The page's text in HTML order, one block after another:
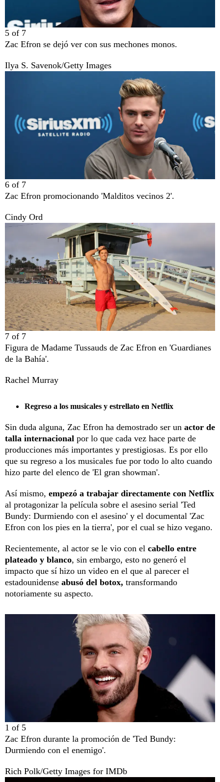
5 of 7
Zac Efron se dejó ver con sus mechones monos.
Ilya S. Savenok/Getty Images
6 of 7
Zac Efron promocionando 'Malditos vecinos 2'.
Cindy Ord
7 of 7
Figura de Madame Tussauds de Zac Efron en 'Guardianes
de la Bahía'.
Rachel Murray
Regreso a los musicales y estrellato en Netflix
Sin duda alguna, Zac Efron ha demostrado ser un actor de
talla internacional por lo que cada vez hace parte de
producciones más importantes y prestigiosas. Es por ello
que su regreso a los musicales fue por todo lo alto cuando
hizo parte del elenco de 'El gran showman'.
Así mismo, empezó a trabajar directamente con Netflix
al protagonizar la película sobre el asesino serial 'Ted
Bundy: Durmiendo con el asesino' y el documental 'Zac
Efron con los pies en la tierra', por el cual se hizo vegano.
Recientemente, al actor se le vio con el cabello entre
plateado y blanco, sin embargo, esto no generó el
impacto que sí hizo un video en el que al parecer el
estadounidense abusó del botox, transformando
notoriamente su aspecto.
1 of 5
Zac Efron durante la promoción de 'Ted Bundy:
Durmiendo con el enemigo'.
Rich Polk/Getty Images for IMDb